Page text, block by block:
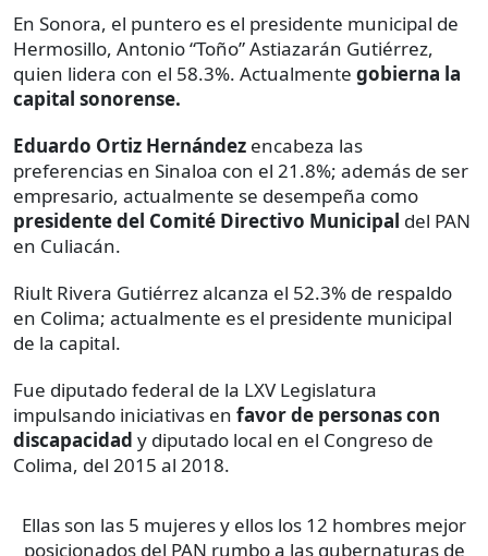
En Sonora, el puntero es el presidente municipal de
Hermosillo, Antonio “Toño” Astiazarán Gutiérrez,
quien lidera con el 58.3%. Actualmente gobierna la
capital sonorense.
Eduardo Ortiz Hernández encabeza las
preferencias en Sinaloa con el 21.8%; además de ser
empresario, actualmente se desempeña como
presidente del Comité Directivo Municipal del PAN
en Culiacán.
Riult Rivera Gutiérrez alcanza el 52.3% de respaldo
en Colima; actualmente es el presidente municipal
de la capital.
Fue diputado federal de la LXV Legislatura
impulsando iniciativas en favor de personas con
discapacidad y diputado local en el Congreso de
Colima, del 2015 al 2018.
Ellas son las 5 mujeres y ellos los 12 hombres mejor
posicionados del PAN rumbo a las gubernaturas de